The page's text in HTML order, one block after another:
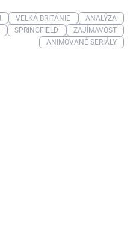
VELKÁ BRITÁNIE
ANALÝZA
SPRINGFIELD
ZAJÍMAVOST
ANIMOVANÉ SERIÁLY